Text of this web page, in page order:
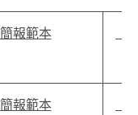
簡報範本
簡報範本